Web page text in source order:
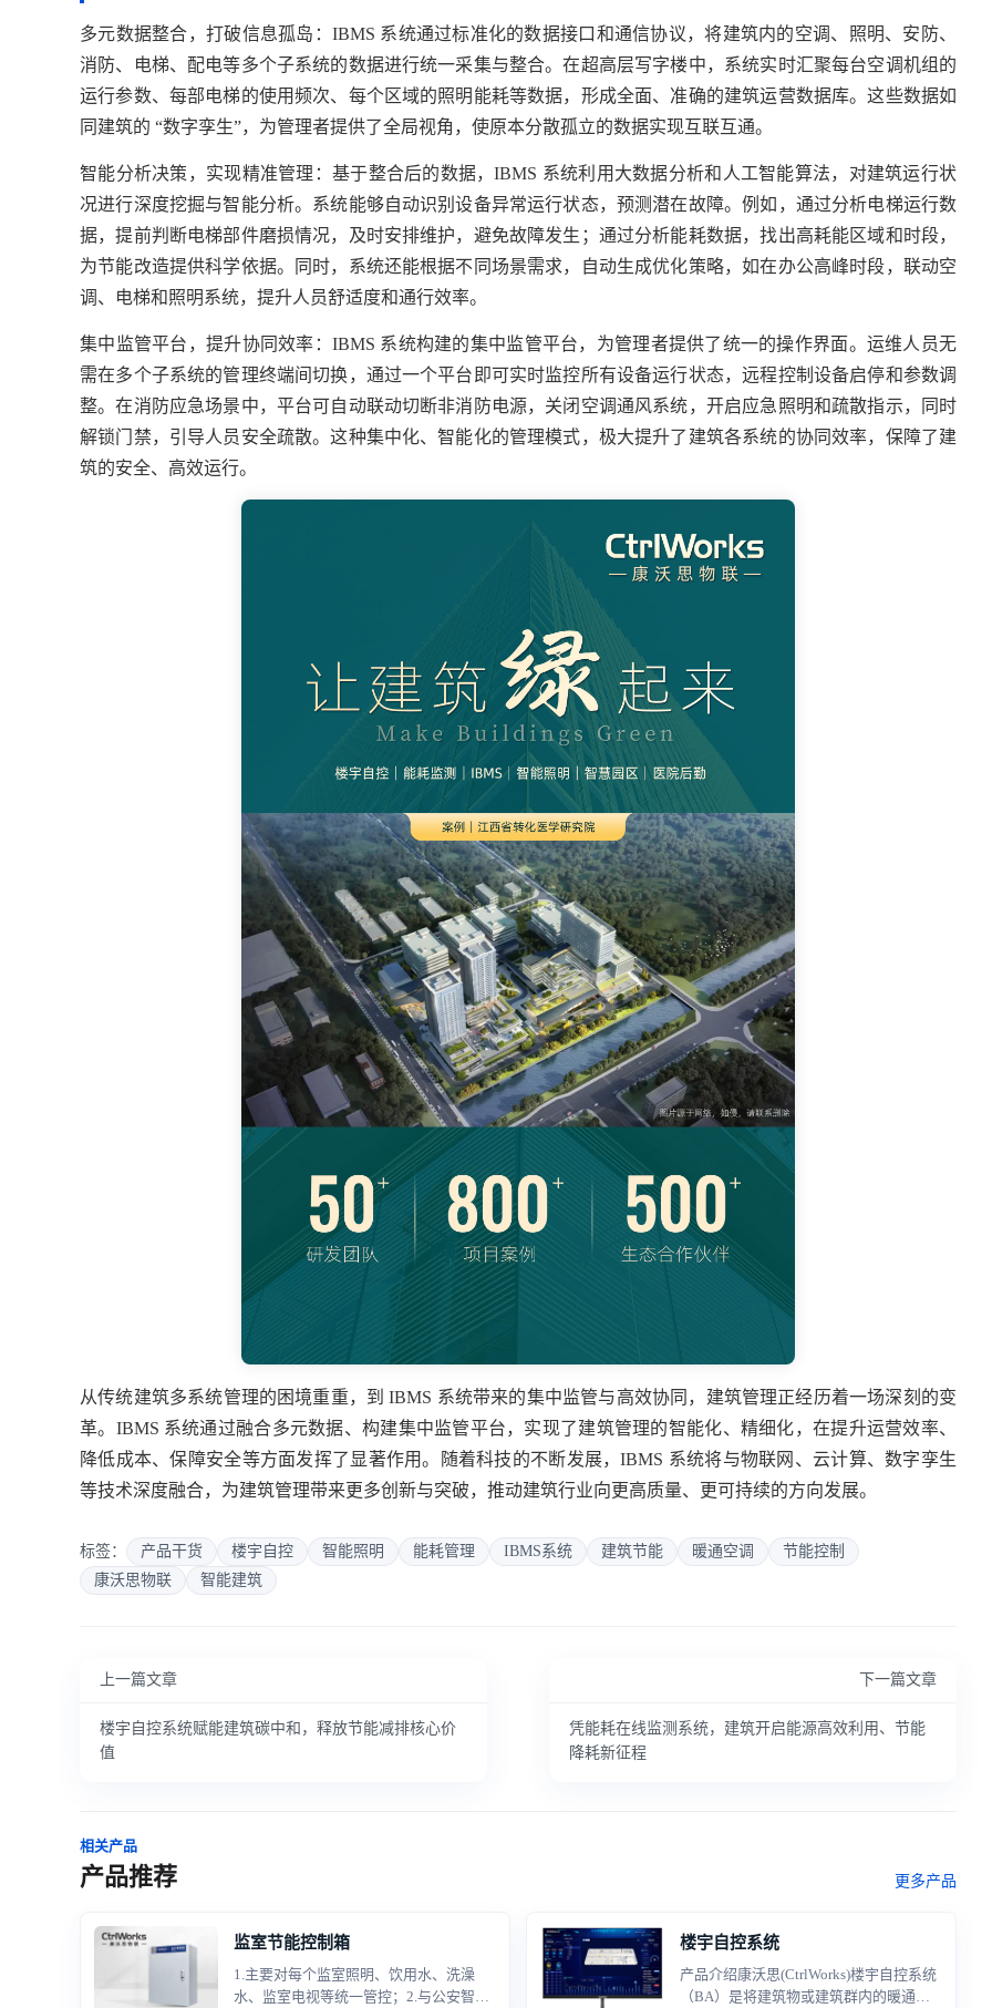
多元数据整合，打破信息孤岛：IBMS 系统通过标准化的数据接口和通信协议，将建筑内的空调、照明、安防、
消防、电梯、配电等多个子系统的数据进行统一采集与整合。在超高层写字楼中，系统实时汇聚每台空调机组的
运行参数、每部电梯的使用频次、每个区域的照明能耗等数据，形成全面、准确的建筑运营数据库。这些数据如
同建筑的 “数字孪生”，为管理者提供了全局视角，使原本分散孤立的数据实现互联互通。
智能分析决策，实现精准管理：基于整合后的数据，IBMS 系统利用大数据分析和人工智能算法，对建筑运行状
况进行深度挖掘与智能分析。系统能够自动识别设备异常运行状态，预测潜在故障。例如，通过分析电梯运行数
据，提前判断电梯部件磨损情况，及时安排维护，避免故障发生；通过分析能耗数据，找出高耗能区域和时段，
为节能改造提供科学依据。同时，系统还能根据不同场景需求，自动生成优化策略，如在办公高峰时段，联动空
调、电梯和照明系统，提升人员舒适度和通行效率。
集中监管平台，提升协同效率 ： IBMS 系统构建的集中监管平台，为管理者提供了统一的操作界面。运维人员无
需在多个子系统的管理终端间切换，通过一个平台即可实时监控所有设备运行状态，远程控制设备启停和参数调
整。在消防应急场景中，平台可自动联动切断非消防电源，关闭空调通风系统，开启应急照明和疏散指示，同时
解锁门禁，引导人员安全疏散。这种集中化、智能化的管理模式，极大提升了建筑各系统的协同效率，保障了建
筑的安全、高效运行。
从传统建筑多系统管理的困境重重，到 IBMS 系统带来的集中监管与高效协同，建筑管理正经历着一场深刻的变
革。IBMS 系统通过融合多元数据、构建集中监管平台，实现了建筑管理的智能化、精细化，在提升运营效率、
降低成本、保障安全等方面发挥了显著作用。随着科技的不断发展，IBMS 系统将与物联网、云计算、数字孪生
等技术深度融合，为建筑管理带来更多创新与突破，推动建筑行业向更高质量、更可持续的方向发展。
标签： 产品干货 楼宇自控 智能照明 能耗管理 IBMS系统 建筑节能 暖通空调
节能控制
康沃思物联
智能建筑
上一篇文章
楼宇自控系统赋能建筑碳中和，释放节能减排核心价
值
下一篇文章
凭能耗在线监测系统，建筑开启能源高效利用、节能
降耗新征程
相关产品
产品推荐 更多产品
监室节能控制箱
1.主要对每个监室照明、饮用水、洗澡
水、监室电视等统一管控；2.与公安智慧
楼宇自控系统
产品介绍康沃思(CtrlWorks)楼宇自控系统
（BA）是将建筑物或建筑群内的暖通空